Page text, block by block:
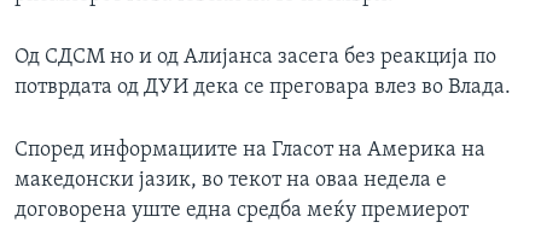
Од СДСМ но и од Алијанса засега без реакција по
потврдата од ДУИ дека се преговара влез во Влада.
Според информациите на Гласот на Америка на
македонски јазик, во текот на оваа недела е
договорена уште една средба меќу премиерот